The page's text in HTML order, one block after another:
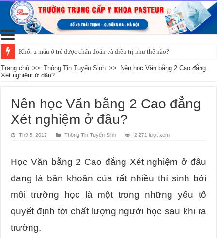
Khối u máu ở trẻ được chẩn đoán và điều trị như thế nào?
Trang chủ >> Thông Tin Tuyển Sinh >> Nên học Văn bằng 2 Cao đẳng
Xét nghiệm ở đâu?
Nên học Văn bằng 2 Cao đẳng
Xét nghiệm ở đâu?
Th9 5, 2017 Thông Tin Tuyển Sinh 2,271 lượt xem
Học Văn bằng 2 Cao đẳng Xét nghiệm ở đâu
đang là băn khoăn của rất nhiều thí sinh bởi
môi trường học là một trong những yếu tố
quyết định tới chất lượng người học sau khi ra
trường.